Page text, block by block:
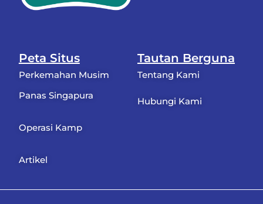
Tautan Berguna
Tentang Kami
Hubungi Kami
Peta Situs
Perkemahan Musim
Panas Singapura
Operasi Kamp
Artikel